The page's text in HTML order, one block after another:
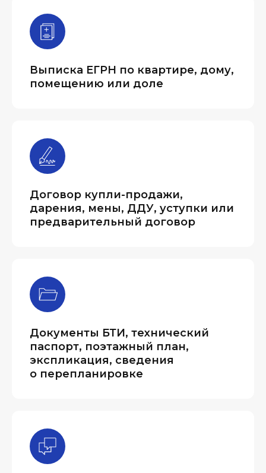
Выписка ЕГРН по квартире, дому,
помещению или доле
Договор купли-продажи,
дарения, мены, ДДУ, уступки или
предварительный договор
Документы БТИ, технический
паспорт, поэтажный план,
экспликация, сведения
о перепланировке